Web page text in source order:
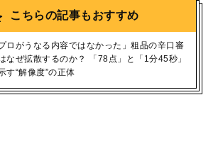
こちらの記事もおすすめ
プロがうなる内容ではなかった」粗品の辛口審
なぜ拡散するのか？ 「78点」と「1分45秒」
す“解像度”の正体